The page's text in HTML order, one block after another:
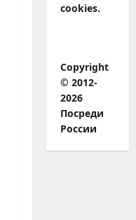
cookies.
Copyright
© 2012-
2026
Посреди
России